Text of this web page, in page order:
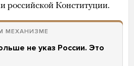
российской Конституции.
МЕХАНИЗМЕ
не указ России. Это